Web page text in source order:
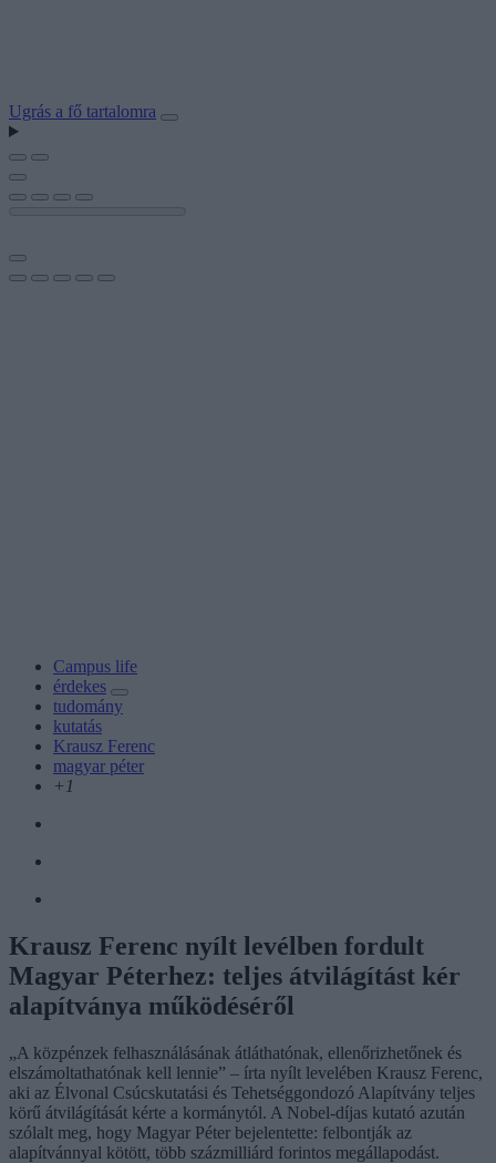
Ugrás a fő tartalomra
Campus life
érdekes
tudomány
kutatás
Krausz Ferenc
magyar péter
+1
Krausz Ferenc nyílt levélben fordult
Magyar Péterhez: teljes átvilágítást kér
alapítványa működéséről
„A közpénzek felhasználásának átláthatónak, ellenőrizhetőnek és
elszámoltathatónak kell lennie” – írta nyílt levelében Krausz Ferenc,
aki az Élvonal Csúcskutatási és Tehetséggondozó Alapítvány teljes
körű átvilágítását kérte a kormánytól. A Nobel-díjas kutató azután
szólalt meg, hogy Magyar Péter bejelentette: felbontják az
alapítvánnyal kötött, több százmilliárd forintos megállapodást.